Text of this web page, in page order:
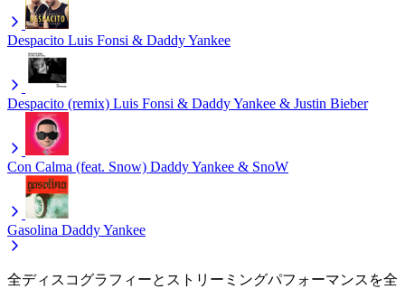
Despacito Luis Fonsi & Daddy Yankee
Despacito (remix) Luis Fonsi & Daddy Yankee & Justin Bieber
Con Calma (feat. Snow) Daddy Yankee & SnoW
Gasolina Daddy Yankee
全ディスコグラフィーとストリーミングパフォーマンスを全